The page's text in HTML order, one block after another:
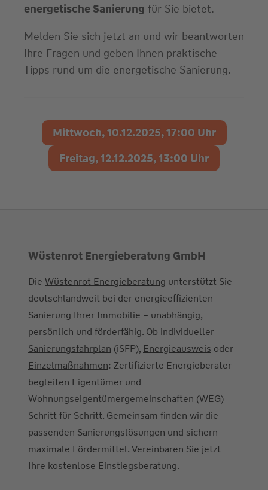
energetische Sanierung für Sie bietet.
Melden Sie sich jetzt an und wir beantworten
Ihre Fragen und geben Ihnen praktische
Tipps rund um die energetische Sanierung.
Mittwoch, 10.12.2025, 17:00 Uhr
Freitag, 12.12.2025, 13:00 Uhr
Wüstenrot Energieberatung GmbH
Die Wüstenrot Energieberatung unterstützt Sie
deutschlandweit bei der energieeffizienten
Sanierung Ihrer Immobilie – unabhängig,
persönlich und förderfähig. Ob individueller
Sanierungsfahrplan (iSFP), Energieausweis oder
Einzelmaßnahmen: Zertifizierte Energieberater
begleiten Eigentümer und
Wohnungseigentümergemeinschaften (WEG)
Schritt für Schritt. Gemeinsam finden wir die
passenden Sanierungslösungen und sichern
maximale Fördermittel. Vereinbaren Sie jetzt
Ihre kostenlose Einstiegsberatung.